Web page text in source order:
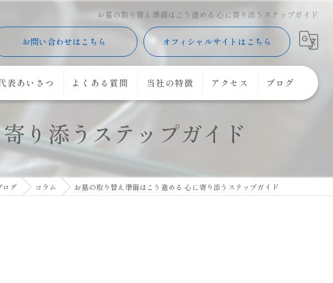
お墓の取り替え準備はこう進める 心に寄り添うステップガイド
お問い合わせはこちら オフィシャルサイトはこちら
表あいさつ よくある質問 当社の特徴
樹木葬
コーキング
アクセス ブログ
り添うステップガイド
ログ コラム お墓の取り替え準備はこう進める 心に寄り添うステップガイド